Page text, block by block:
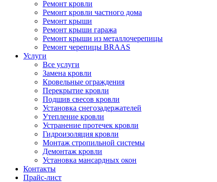
Ремонт кровли
Ремонт кровли частного дома
Ремонт крыши
Ремонт крыши гаража
Ремонт крыши из металлочерепицы
Ремонт черепицы BRAAS
Услуги
Все услуги
Замена кровли
Кровельные ограждения
Перекрытие кровли
Подшив свесов кровли
Установка снегозадержателей
Утепление кровли
Устранение протечек кровли
Гидроизоляция кровли
Монтаж стропильной системы
Демонтаж кровли
Установка мансардных окон
Контакты
Прайс-лист